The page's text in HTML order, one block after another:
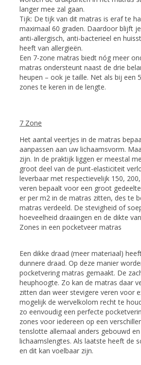
langer mee zal gaan.
Tijk: De tijk van dit matras is eraf te
maximaal 60 graden. Daardoor blijft
anti-allergisch, anti-bacterieel en
heeft van allergieën.
Een 7-zone matras biedt nóg meer
matras ondersteunt naast de drie
heupen – ook je taille. Net als bij een
zones te keren in de lengte.
7 Zone
Het aantal veertjes in de matras
aanpassen aan uw lichaamsvorm.
zijn. In de praktijk liggen er meestal
groot deel van de punt-elasticiteit
leverbaar met respectievelijk 150,
veren bepaalt voor een groot
er per m2 in de matras zitten, des te
matras verdeeld. De stevigheid of
hoeveelheid draaiingen en de dikte
Zones in een pocketveer matras
Een dikke draad (meer materiaal)
dunnere draad. Op deze manier
pocketvering matras gemaakt. De
heuphoogte. Zo kan de matras daar
zitten dan weer stevigere veren voor
mogelijk de wervelkolom recht te
zo eenvoudig een perfecte
zones voor iedereen op een
tenslotte allemaal anders gebouwd
lichaamslengtes. Als laatste heeft de
en dit kan voelbaar zijn.